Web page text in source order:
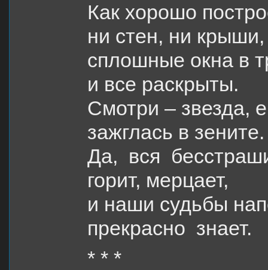
Как хорошо
ни стен, ни
сплошные окна в
и все раскрыты.
Смотри – звезда,
зажглась в зените.
Да, вся
горит, мерцает,
и наши судьбы
прекрасно знает.
* * *